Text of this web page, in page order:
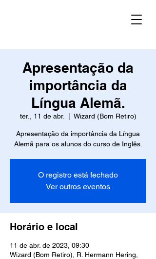
Apresentação da
importância da
Língua Alemã.
ter., 11 de abr. Wizard (Bom Retiro)
Apresentação da importância da Língua
Alemã para os alunos do curso de Inglês.
O registro está fechado
Ver outros eventos
Horário e local
11 de abr. de 2023, 09:30
Wizard (Bom Retiro), R. Hermann Hering,